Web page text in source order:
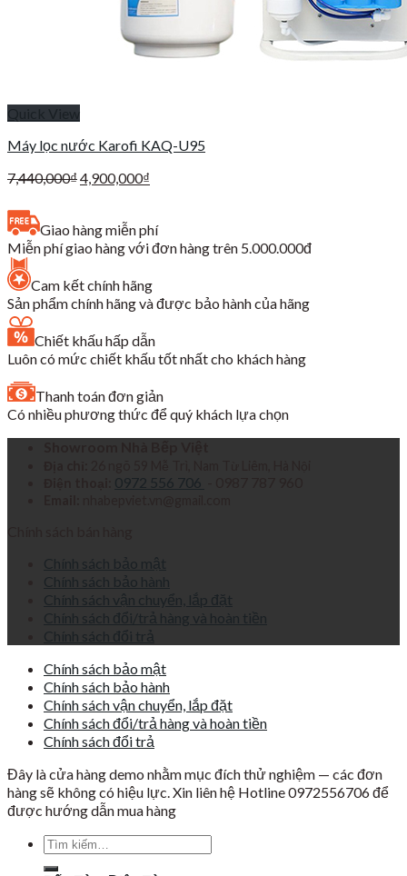
Máy lọc nước Karofi KAQ-U95
7,440,000₫Giá
7,440,000₫.
4,900,000₫
là:
4,900,000₫.
Giao hàng miễn phí
Miễn phí giao hàng với đơn hàng trên 5.000.000đ
Cam kết chính hãng
Sản phẩm chính hãng và được bảo hành của hãng
Chiết khấu hấp dẫn
Luôn có mức chiết khấu tốt nhất cho khách hàng
Thanh toán đơn giản
Có nhiều phương thức để quý khách lựa chọn
0972 556 706
Chính sách bảo mật
Chính sách bảo hành
Chính sách vận chuyển, lắp đặt
Chính sách đổi/trả hàng và hoàn tiền
Chính sách đổi trả
Chính sách bảo mật
Chính sách bảo hành
Chính sách vận chuyển, lắp đặt
Chính sách đổi/trả hàng và hoàn tiền
Chính sách đổi trả
Đây là cửa hàng demo nhằm mục đích thử nghiệm — các đơn
hàng sẽ không có hiệu lực. Xin liên hệ Hotline 0972556706 để
được hướng dẫn mua hàng
Tìm
kiếm: